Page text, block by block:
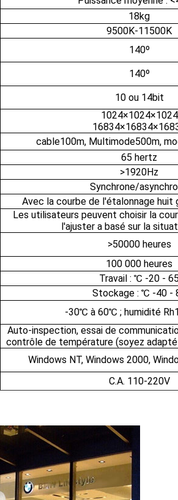
18kg
9500K-11500K
140º
140º
10 ou 14bit
1024×1024×1024
cable100m, Multimode500m,
65 hertz
>1920Hz
Synchrone/
Avec la courbe de l'étalonnage
Les utilisateurs peuvent choisir la
l'ajuster a basé sur la
>50000 heures
100 000 heures
Travail : ℃ -20 -
Stockage : ℃ -40 -
-30℃ à 60℃ ; humidité
Auto-inspection, essai de
contrôle de température (soyez
Windows NT, Windows 2000,
C.A. 110-220V